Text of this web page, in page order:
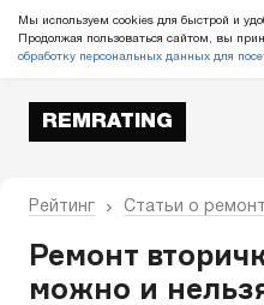
Мы используем cookies для быстрой и
Продолжая пользоваться сайтом, вы
обработку персональных данных для
REMRATING
Рейтинг Статьи о
Ремонт
можно и